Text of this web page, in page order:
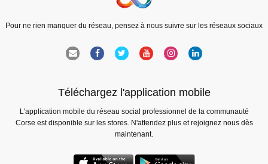
Pour ne rien manquer du réseau, pensez à nous suivre sur les réseaux sociaux
Téléchargez l'application mobile
L'application mobile du réseau social professionnel de la communauté
Corse est disponible sur les stores. N'attendez plus et rejoignez nous dès
maintenant.